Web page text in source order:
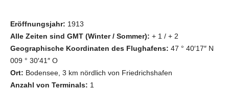
Eröffnungsjahr: 1913
Alle Zeiten sind GMT (Winter / Sommer): + 1 / + 2
Geographische Koordinaten des Flughafens: 47 ° 40′17″ N
009 ° 30′41″ O
Ort: Bodensee, 3 km nördlich von Friedrichshafen
Anzahl von Terminals: 1